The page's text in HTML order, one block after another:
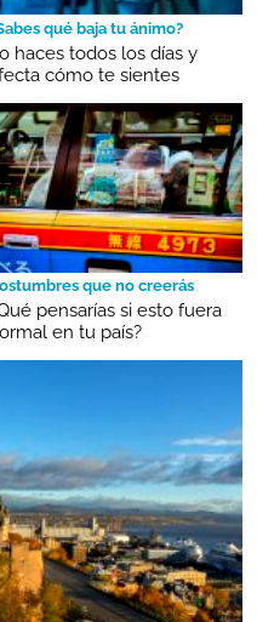
qué baja tu ánimo?
haces todos los días y
cómo te sientes
que no creerás
pensarías si esto fuera
en tu país?